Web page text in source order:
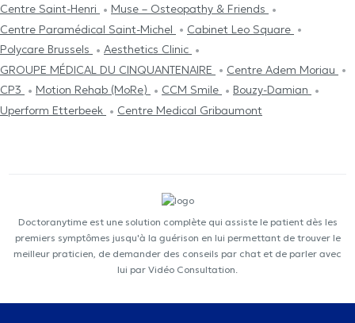
Centre Saint-Henri
Muse – Osteopathy & Friends
Centre Paramédical Saint-Michel
Cabinet Leo Square
Polycare Brussels
Aesthetics Clinic
GROUPE MÉDICAL DU CINQUANTENAIRE
Centre Adem Moriau
CP3
Motion Rehab (MoRe) CCM Smile
Bouzy-Damian
Uperform Etterbeek
Centre Medical Gribaumont
Doctoranytime est une solution complète qui assiste le patient dès les
premiers symptômes jusqu'à la guérison en lui permettant de trouver le
meilleur praticien, de demander des conseils par chat et de parler avec
lui par Vidéo Consultation.